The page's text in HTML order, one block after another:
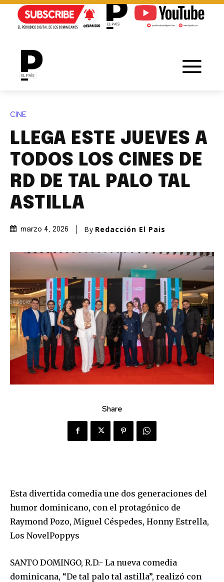
CINE
LLEGA ESTE JUEVES A
TODOS LOS CINES DE
RD DE TAL PALO TAL
ASTILLA
marzo 4, 2026 By Redacción El Pais
Share
Esta divertida comedia une dos generaciones del
humor dominicano, con el protagónico de
Raymond Pozo, Miguel Céspedes, Honny Estrella,
Los NovelPoppys
SANTO DOMINGO, R.D.- La nueva comedia
dominicana, “De tal palo tal astilla”, realizó con